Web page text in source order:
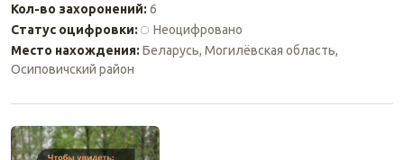
Кол-во захоронений: 6
Статус оцифровки:
Неоцифровано
Место нахождения: Беларусь, Могилёвская область,
Осиповичский район